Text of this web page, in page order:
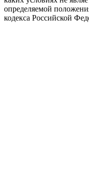
определяемой
кодекса Российской